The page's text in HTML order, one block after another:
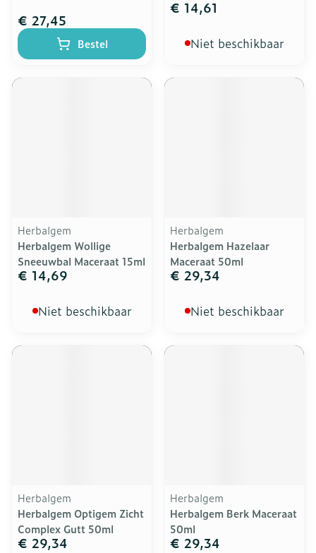
€ 27,45
Bestel
€ 14,61
Niet beschikbaar
Herbalgem
Herbalgem Wollige
Sneeuwbal Maceraat 15ml
€ 14,69
Niet beschikbaar
Herbalgem
Herbalgem Hazelaar
Maceraat 50ml
€ 29,34
Niet beschikbaar
Herbalgem
Herbalgem Optigem Zicht
Complex Gutt 50ml
€ 29,34
Herbalgem
Herbalgem Berk Maceraat
50ml
€ 29,34